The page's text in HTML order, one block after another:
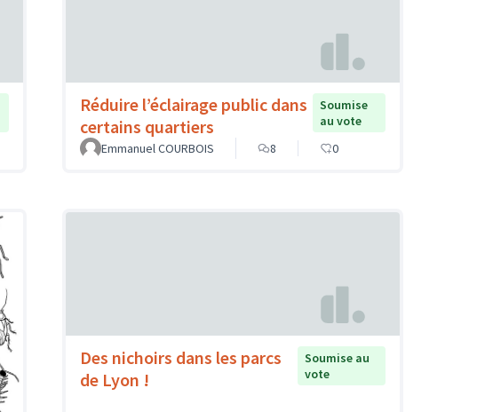
Réduire l’éclairage public dans
certains quartiers
Soumise
au vote
Emmanuel COURBOIS
8 0
Des nichoirs dans les parcs
de Lyon !
Soumise au
vote